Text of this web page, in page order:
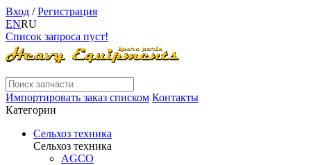
Вход /Регистрация
ENRU
Список запроса пуст!
Импортировать заказ списком Контакты
Категории
Сельхоз техника
Сельхоз техника
AGCO